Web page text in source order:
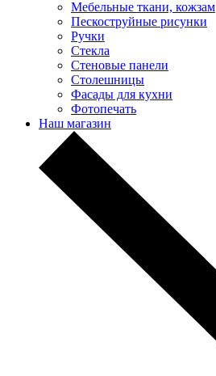
Мебельные ткани, кожзам
Пескоструйные рисунки
Ручки
Стекла
Стеновые панели
Столешницы
Фасады для кухни
Фотопечать
Наш магазин